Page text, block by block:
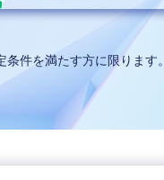
件を満たす方に限ります。